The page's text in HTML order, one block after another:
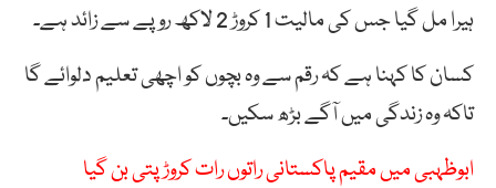
ہیرا مل گیا جس کی مالیت 1 کروڑ 2 لاکھ روپے سے زائد ہے۔
کسان کا کہنا ہے کہ رقم سے وہ بچوں کو اچھی تعلیم دلوائے گا
تاکہ وہ زندگی میں آگے بڑھ سکیں۔
ابوظہبی میں مقیم پاکستانی راتوں رات کروڑ پتی بن گیا